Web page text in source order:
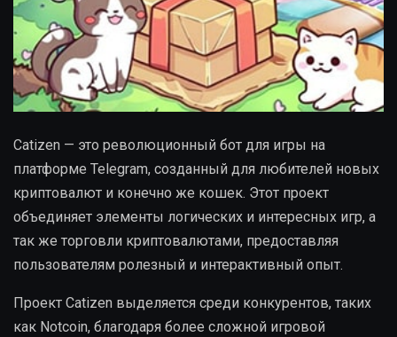
Catizen — это революционный бот для игры на
платформе Telegram, созданный для любителей новых
криптовалют и конечно же кошек. Этот проект
объединяет элементы логических и интересных игр, а
так же торговли криптовалютами, предоставляя
пользователям ролезный и интерактивный опыт.
Проект Catizen выделяется среди конкурентов, таких
как Notcoin, благодаря более сложной игровой